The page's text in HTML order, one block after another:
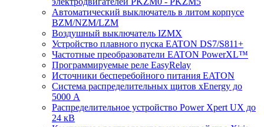
Автоматический выключатель в литом корпусе
BZM/NZM/LZM
Воздушный выключатель IZMX
Устройство плавного пуска EATON DS7/S811+
Частотные преобразователи EATON PowerXL™
Программируемые реле EasyRelay
Источники бесперебойного питания EATON
Система распределительных щитов xEnergy до
5000 А
Распределительное устройство Power Xpert UX до
24 кВ